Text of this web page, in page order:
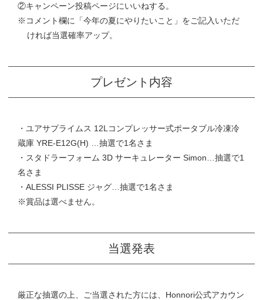
②キャンペーン投稿ページにいいねする。
※コメント欄に「今年の夏にやりたいこと」をご記入いただ
ければ当選確率アップ。
プレゼント内容
・ユアサプライムス 12Lコンプレッサー式ポータブル冷凍冷
蔵庫 YRE-E12G(H) …抽選で1名さま
・スタドラーフォーム 3D サーキュレーター Simon…抽選で1
名さま
・ALESSI PLISSE ジャグ…抽選で1名さま
※賞品は選べません。
当選発表
厳正な抽選の上、ご当選された方には、Honnori公式アカウン